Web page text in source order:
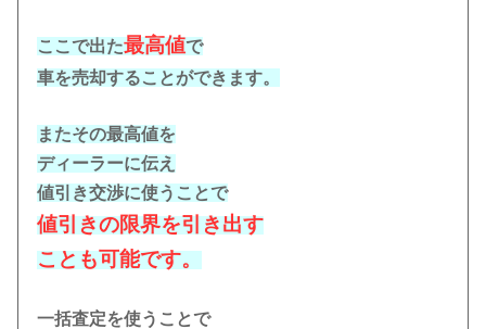
ここで出た最高値で
車を売却することができます。
またその最高値を
ディーラーに伝え
値引き交渉に使うことで
値引きの限界を引き出す
ことも可能です。
一括査定を使うことで